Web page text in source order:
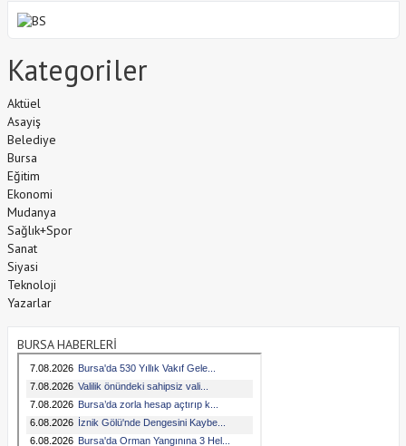
Kategoriler
Aktüel
Asayiş
Belediye
Bursa
Eğitim
Ekonomi
Mudanya
Sağlık+Spor
Sanat
Siyasi
Teknoloji
Yazarlar
BURSA HABERLERİ